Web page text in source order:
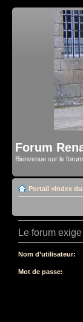
Forum
Bienvenue sur le
Portail »Index
Le forum
Nom d’utilisateur:
Mot de passe: